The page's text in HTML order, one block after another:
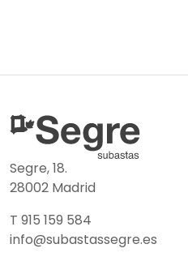
Segre, 18.
28002 Madrid
T 915 159 584
info@subastassegre.es